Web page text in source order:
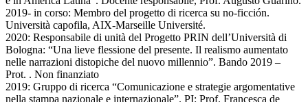
2019- in corso: Membro del progetto di ricerca su no-ficción.
Università capofila, AIX-Marseille Université.
2020: Responsabile di unità del Progetto PRIN dell’Università di
Bologna: “Una lieve flessione del presente. Il realismo aumentato
nelle narrazioni distopiche del nuovo millennio”. Bando 2019 –
Prot. . Non finanziato
2019: Gruppo di ricerca “Comunicazione e strategie argomentative
nella stampa nazionale e internazionale”. PI: Prof. Francesca de